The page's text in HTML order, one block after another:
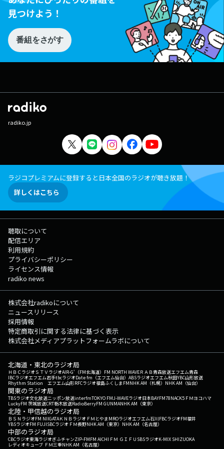
見つけよう！
番組をさがす
radiko.jp
ラジコプレミアムに登録すると日本全国のラジオが聴き放題！
詳しくはこちら
聴取について
配信エリア
利用規約
プライバシーポリシー
ライセンス情報
radiko news
株式会社radikoについて
ニュースリリース
採用情報
特定商取引に関する法律に基づく表示
株式会社メディアプラットフォームラボについて
北海道・東北のラジオ局
ＨＢＣラジオＳＴＶラジオAIR-G'（FM北海道） FM NORTH WAVEＲＡＢ青森放送エフエム青森
IBCラジオエフエム岩手tbcラジオDate fm（エフエム仙台） ABSラジオエフエム秋田YBC山形放送
Rhythm Station エフエム山形RFCラジオ福島ふくしまFMNHK AM（札幌） NHK AM（仙台）
関東のラジオ局
TBSラジオ文化放送ニッポン放送interfmTOKYO FMJ-WAVEラジオ日本BAYFM78NACK5 ＦＭヨコハマ
LuckyFM 茨城放送CRT栃木放送RadioBerryFM GUNMANHK AM（東京）
北陸・甲信越のラジオ局
ＢＳＮラジオFM NIIGATAＫＮＢラジオ ＦＭとやまMROラジオエフエム石川FBCラジオFM福井
YBSラジオFM FUJISBCラジオ ＦＭ長野NHK AM（東京） NHK AM（名古屋）
中部のラジオ局
CBCラジオ東海ラジオぎふチャンZIP-FMFM AICHI ＦＭ ＧＩＦＵ SBSラジオK-MIX SHIZUOKA
レディオキューブ ＦＭ三重NHK AM（名古屋）